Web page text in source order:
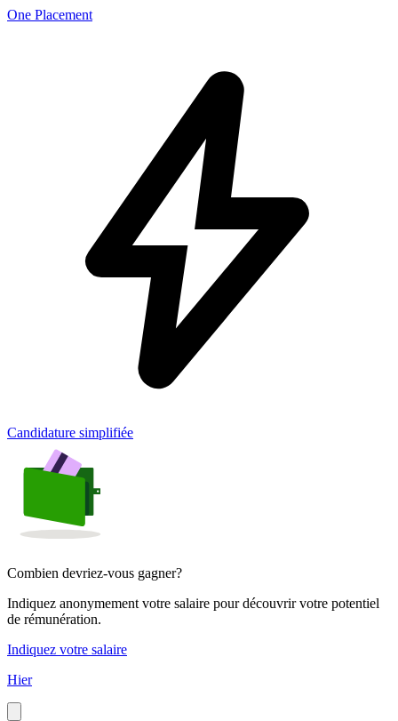
One Placement
Candidature simplifiée
Combien devriez-vous gagner?
Indiquez anonymement votre salaire pour découvrir votre potentiel
de rémunération.
Indiquez votre salaire
Hier